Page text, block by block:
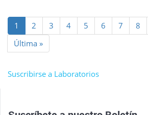
Paginación
Página
actual
1 Page
2 Page
3 Page
4 Page
5 Page
6 Page
7 Page
8
Última
página
Última »
Suscribirse a Laboratorios